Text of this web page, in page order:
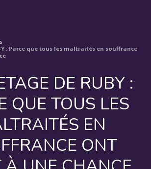
: Parce que tous les maltraités en souffrance
DE RUBY :
QUE TOUS LES
EN
ONT